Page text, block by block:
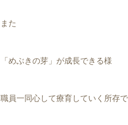
また
「めぶきの芽」が成長できる様
職員一同心して療育していく所存